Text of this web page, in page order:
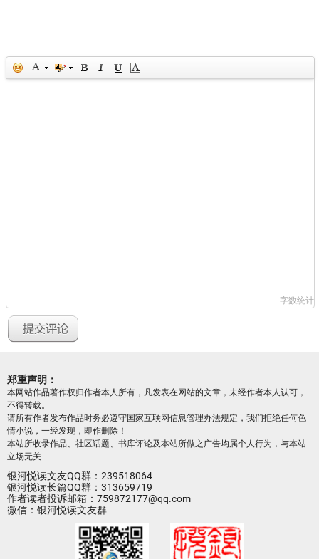
字数统计
郑重声明：
本网站作品著作权归作者本人所有，凡发表在网站的文章，未经作者本人认可，
不得转载。
请所有作者发布作品时务必遵守国家互联网信息管理办法规定，我们拒绝任何色
情小说，一经发现，即作删除！
本站所收录作品、社区话题、书库评论及本站所做之广告均属个人行为，与本站
立场无关
银河悦读文友QQ群：239518064
银河悦读长篇QQ群：313659719
作者读者投诉邮箱：759872177@qq.com
微信：银河悦读文友群